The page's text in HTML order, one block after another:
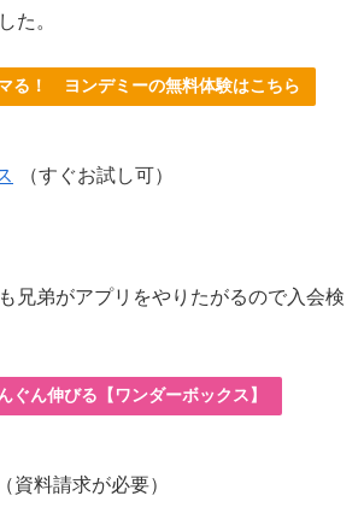
た。
る！ ヨンデミーの無料体験はこちら
（すぐお試し可）
兄弟がアプリをやりたがるので入会検
ぐん伸びる【ワンダーボックス】
（資料請求が必要）